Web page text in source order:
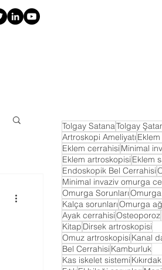
Tolgay SatanaTolgay
Artroskopi Ameliyatı Eklem
Eklem cerrahisi Minimal
Eklem artroskopisi Eklem
Endoskopik Bel Cerrahisi
Minimal invaziv omurga
Omurga SorunlarıOmurga
Kalça sorunlarıOmurga
Ayak cerrahisiOsteoporoz
Kitap Dirsek artroskopisi
Omuz artroskopisi Kanal
Bel Cerrahisi Kamburluk
Kas iskelet sistemi